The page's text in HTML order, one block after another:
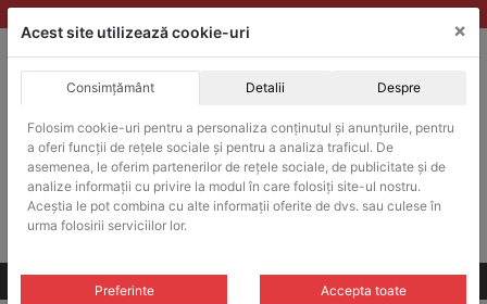
Skip
to
ACHIZITII PUBLICE
Produsele pot fi achizitionate si in sistemul SEAP / SICAP
Products
search
CAUTARE
Toate produsele
Acest site utilizează cookie-uri ×
Consimțământ Detalii Despre
Folosim cookie-uri pentru a personaliza conținutul și anunțurile, pentru
a oferi funcții de rețele sociale și pentru a analiza traficul. De
asemenea, le oferim partenerilor de rețele sociale, de publicitate și de
analize informații cu privire la modul în care folosiți site-ul nostru.
Aceștia le pot combina cu alte informații oferite de dvs. sau culese în
urma folosirii serviciilor lor.
Preferinte Accepta toate